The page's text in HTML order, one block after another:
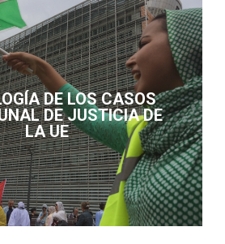
DE LOS CASOS
DE JUSTICIA DE
LA UE